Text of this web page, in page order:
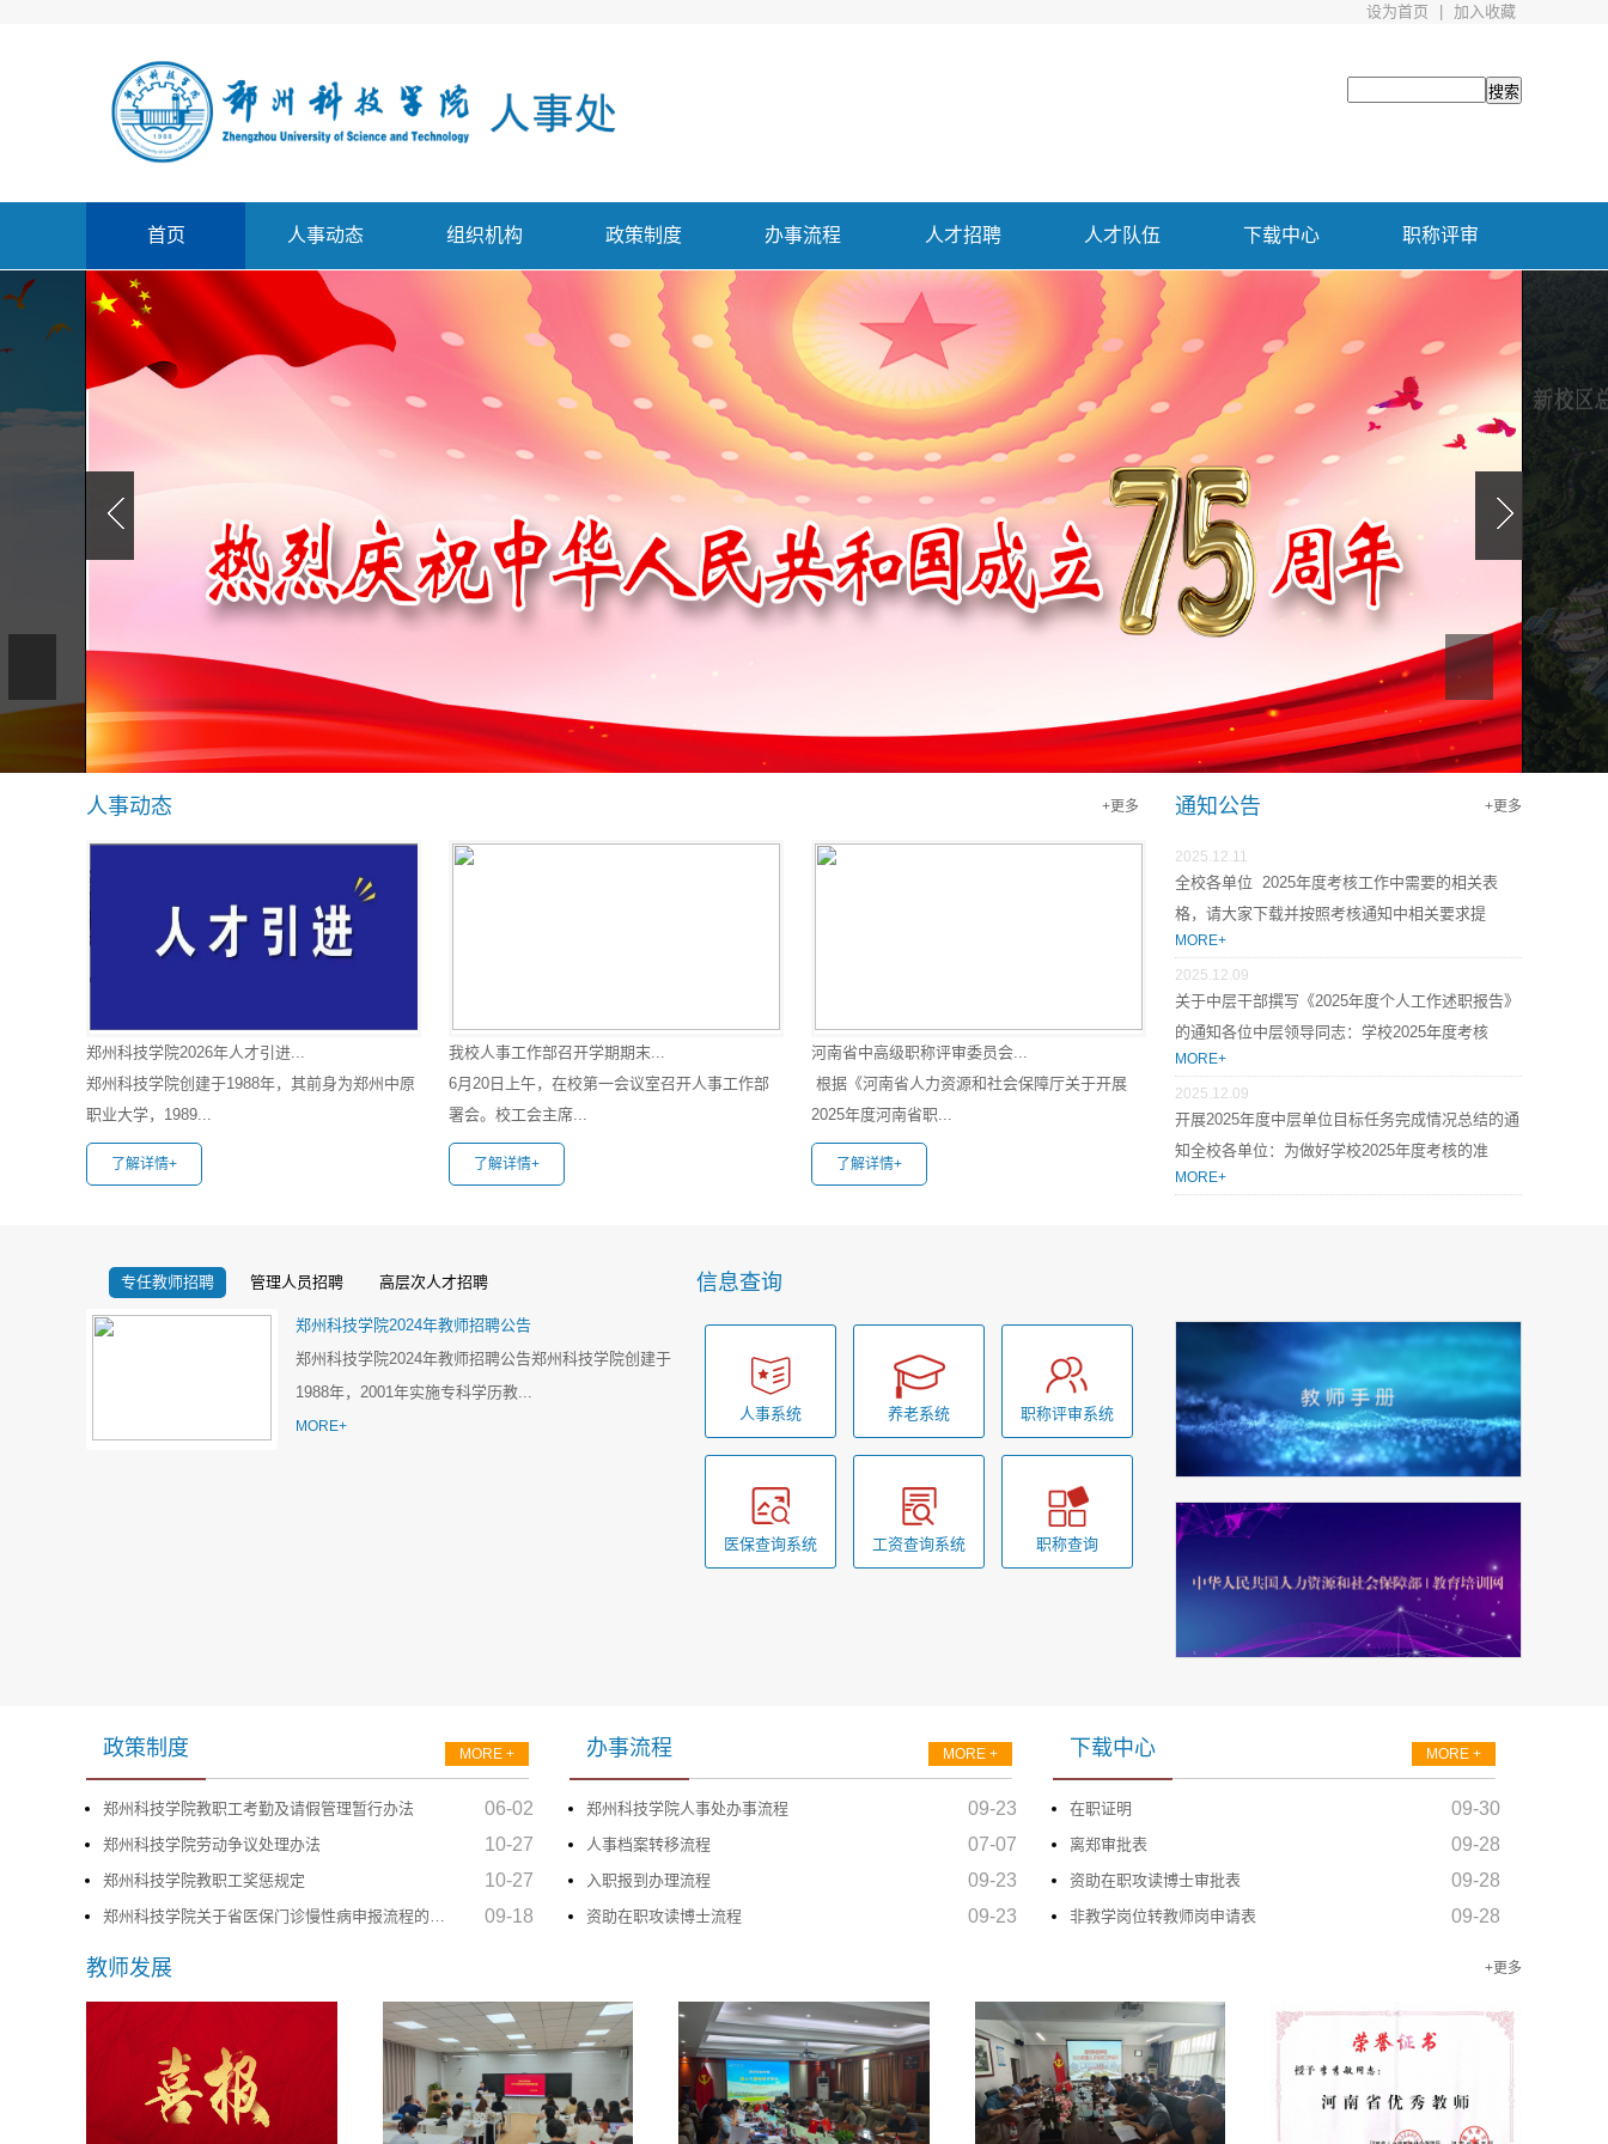
设为首页 加入收藏
首页 人事动态 组织机构 政策制度 办事流程 人才招聘 人才队伍 下载中心 职称评审
+更多
人事动态
郑州科技学院2026年人才引进...
郑州科技学院创建于1988年，其前身为郑州中原
职业大学，1989...
了解详情+
我校人事工作部召开学期期末...
6月20日上午，在校第一会议室召开人事工作部
署会。校工会主席...
了解详情+
河南省中高级职称评审委员会...
根据《河南省人力资源和社会保障厅关于开展
2025年度河南省职...
了解详情+
+更多
通知公告
2025.12.11
​全校各单位 2025年度考核工作中需要的相关表
格，请大家下载并按照考核通知中相关要求提
交 ...
MORE+
2025.12.09
关于中层干部撰写《2025年度个人工作述职报告》
的通知各位中层领导同志：学校2025年度考核
工... ...
MORE+
2025.12.09
开展2025年度中层单位目标任务完成情况总结的通
知全校各单位：为做好学校2025年度考核的准
备... ...
MORE+
专任教师招聘 管理人员招聘 高层次人才招聘
郑州科技学院2024年教师招聘公告
郑州科技学院2024年教师招聘公告郑州科技学院创建于
1988年，2001年实施专科学历教...
MORE+
信息查询
人事系统 养老系统 职称评审系统
医保查询系统 工资查询系统 职称查询
政策制度 MORE +
郑州科技学院教职工考勤及请假管理暂行办法 06-02
郑州科技学院劳动争议处理办法 10-27
郑州科技学院教职工奖惩规定 10-27
09-18
办事流程 MORE +
郑州科技学院人事处办事流程 09-23
人事档案转移流程 07-07
入职报到办理流程 09-23
资助在职攻读博士流程 09-23
下载中心 MORE +
在职证明 09-30
离郑审批表 09-28
资助在职攻读博士审批表 09-28
非教学岗位转教师岗申请表 09-28
+更多
教师发展